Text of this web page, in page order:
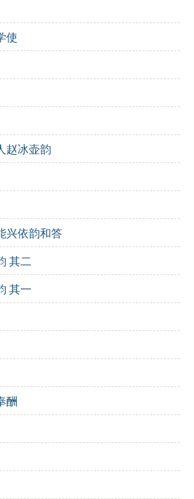
使
赵冰壶韵
兴依韵和答
其二
其一
酬
，晚凉天气
的氛围。
，微风徐起
影，更深后还凭倚
感。
帘画栏十二
，暗蛩鸣砌：细腻描绘夜色和虫
。
，碧天如洗：展现浩瀚的星空，
问夕花开未